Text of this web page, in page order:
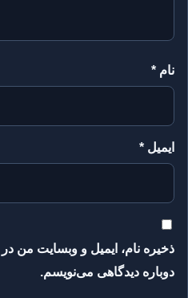
نام *
ایمیل *
ذخیره نام، ایمیل و وبسایت من
دوباره دیدگاهی می‌نویسم.